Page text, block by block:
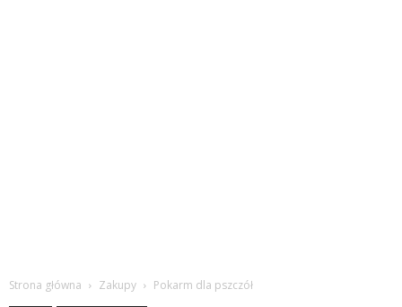
Strona główna Zakupy Pokarm dla pszczół